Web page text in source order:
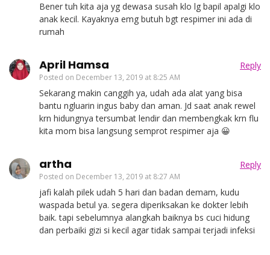
Bener tuh kita aja yg dewasa susah klo lg bapil apalgi klo
anak kecil. Kayaknya emg butuh bgt respimer ini ada di
rumah
April Hamsa
Posted on December 13, 2019 at 8:25 AM
Reply
Sekarang makin canggih ya, udah ada alat yang bisa
bantu ngluarin ingus baby dan aman. Jd saat anak rewel
krn hidungnya tersumbat lendir dan membengkak krn flu
kita mom bisa langsung semprot respimer aja 😀
artha
Posted on December 13, 2019 at 8:27 AM
Reply
jafi kalah pilek udah 5 hari dan badan demam, kudu
waspada betul ya. segera diperiksakan ke dokter lebih
baik. tapi sebelumnya alangkah baiknya bs cuci hidung
dan perbaiki gizi si kecil agar tidak sampai terjadi infeksi